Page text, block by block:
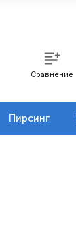
Сравнение
Пирсинг